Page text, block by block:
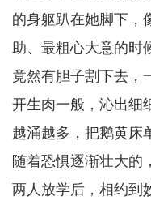
的身躯趴在她脚下，
助、最粗心大意的时
竟然有胆子割下去，
开生肉一般，沁出细
越涌越多，把鹅黄床
随着恐惧逐渐壮大的
两人放学后，相约到